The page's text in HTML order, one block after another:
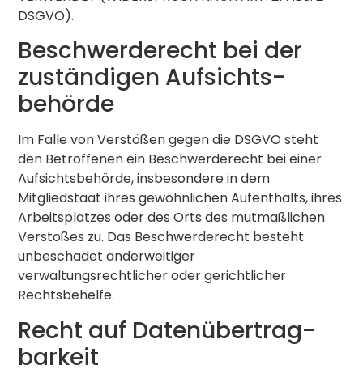
DSGVO).
Beschwerde­recht bei der
zuständigen Aufsichts­
behörde
Im Falle von Verstößen gegen die DSGVO steht
den Betroffenen ein Beschwerderecht bei einer
Aufsichtsbehörde, insbesondere in dem
Mitgliedstaat ihres gewöhnlichen Aufenthalts, ihres
Arbeitsplatzes oder des Orts des mutmaßlichen
Verstoßes zu. Das Beschwerderecht besteht
unbeschadet anderweitiger
verwaltungsrechtlicher oder gerichtlicher
Rechtsbehelfe.
Recht auf Daten­übertrag­
barkeit